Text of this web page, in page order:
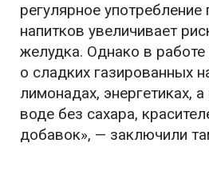
регулярное употребление
напитков увеличивает
желудка. Однако в
о сладких газированных
лимонадах, энергетиках,
воде без сахара,
добавок», — заключили